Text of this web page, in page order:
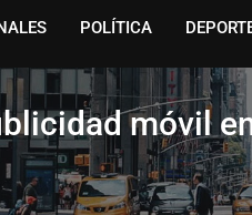
POLÍTICA
móvil